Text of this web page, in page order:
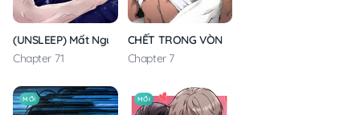
(UNSLEEP) Mất Ngủ
Chapter 71
CHẾT TRONG VÒNG TAY EM
Chapter 7
MỚI MỚI